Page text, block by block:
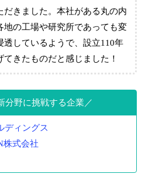
きました。本社がある丸の内
地の工場や研究所であっても変
透しているようで、設立110年
きたものだと感じました！
分野に挑戦する企業
ディングス
株式会社